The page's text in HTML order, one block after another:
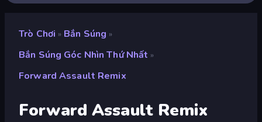
Trò Chơi » Bắn Súng »
Bắn Súng Góc Nhìn Thứ Nhất »
Forward Assault Remix
Forward Assault Remix